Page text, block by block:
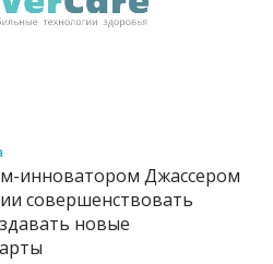
инноватором Джассером
совершенствовать
новые